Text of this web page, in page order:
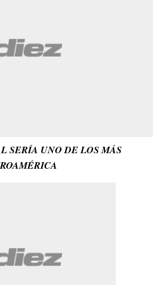
SERÍA UNO DE LOS MÁS